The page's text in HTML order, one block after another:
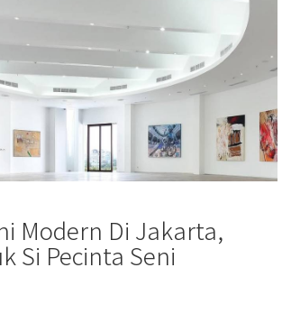
Modern Di Jakarta,
Si Pecinta Seni